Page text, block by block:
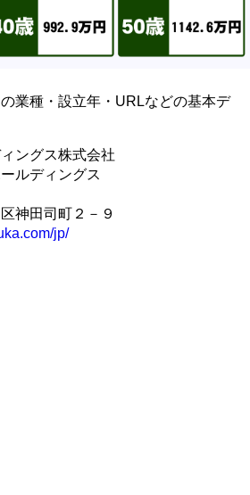
業種・設立年・URLなどの基本デ
ングス株式会社
ルディングス
神田司町２－９
jp/